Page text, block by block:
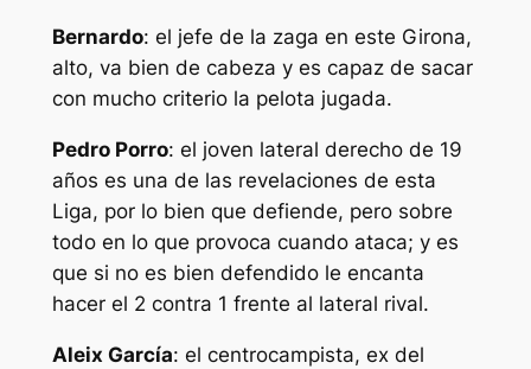
Bernardo: el jefe de la zaga en este Girona,
alto, va bien de cabeza y es capaz de sacar
con mucho criterio la pelota jugada.
Pedro Porro: el joven lateral derecho de 19
años es una de las revelaciones de esta
Liga, por lo bien que defiende, pero sobre
todo en lo que provoca cuando ataca; y es
que si no es bien defendido le encanta
hacer el 2 contra 1 frente al lateral rival.
Aleix García: el centrocampista, ex del